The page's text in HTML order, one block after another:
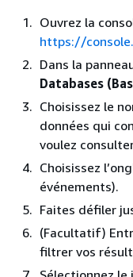
Ouvrez la
https://
Dans la
Databases
Choisissez le
données qui
voulez
Choisissez
événements).
Faites défiler
(Facultatif)
filtrer vos